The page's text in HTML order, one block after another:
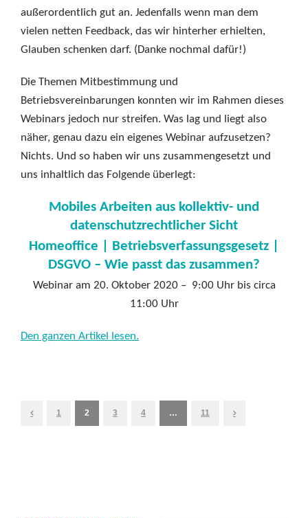
außerordentlich gut an. Jedenfalls wenn man dem
vielen netten Feedback, das wir hinterher erhielten,
Glauben schenken darf. (Danke nochmal dafür!)
Die Themen Mitbestimmung und
Betriebsvereinbarungen konnten wir im Rahmen dieses
Webinars jedoch nur streifen. Was lag und liegt also
näher, genau dazu ein eigenes Webinar aufzusetzen?
Nichts. Und so haben wir uns zusammengesetzt und
uns inhaltlich das Folgende überlegt:
Mobiles Arbeiten aus kollektiv- und
datenschutzrechtlicher Sicht
Homeoffice | Betriebsverfassungsgesetz |
DSGVO – Wie passt das zusammen?
Webinar am 20. Oktober 2020 – 9:00 Uhr bis circa
11:00 Uhr
Den ganzen Artikel lesen.
1 2 3 4 … 11